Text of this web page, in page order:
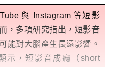
與 Instagram 等短影
，多項研究指出，短影音
能對大腦產生長遠影響。
示，短影音成癮（short